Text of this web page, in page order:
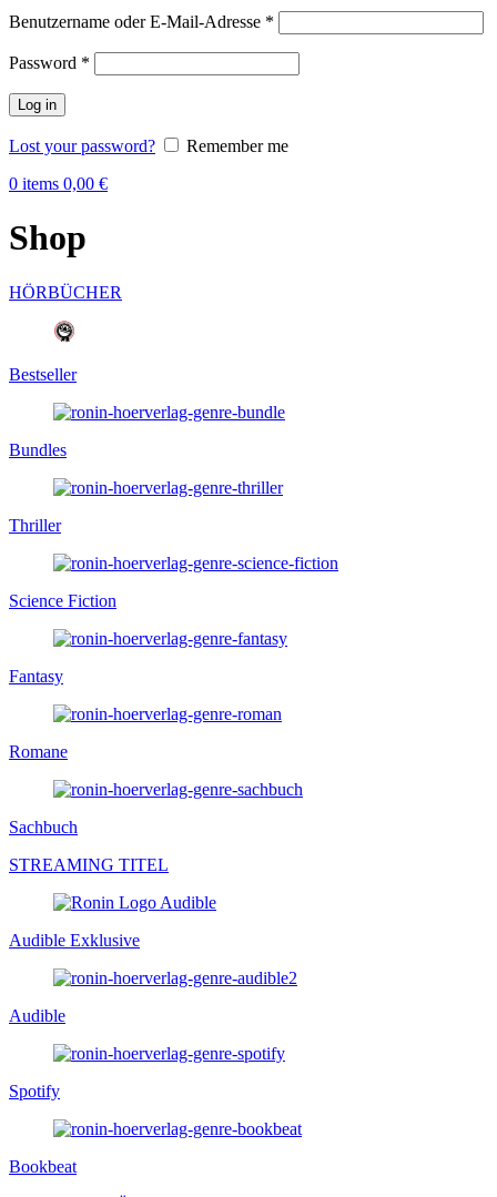
Benutzername oder E-Mail-Adresse *
Password *
Log in
Lost your password?
Remember me
0 items 0,00 €
Shop
HÖRBÜCHER
Bestseller
Bundles
Thriller
Science Fiction
Fantasy
Romane
Sachbuch
STREAMING TITEL
Audible Exklusive
Audible
Spotify
Bookbeat